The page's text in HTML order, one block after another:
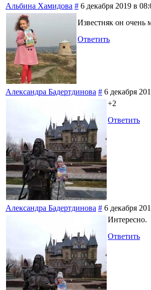
Альбина Хамидова # 6 декабря 2019 в
Известняк он очень
Ответить
Александра Бадертдинова # 6 декабря
+2
Ответить
Александра Бадертдинова # 6 декабря
Интересно.
Ответить